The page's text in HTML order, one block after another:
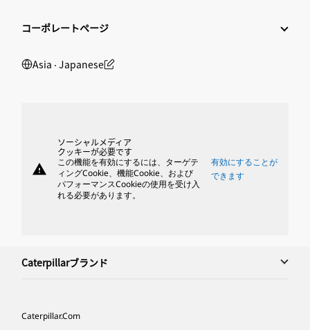
コーポレートページ
Asia ‧ Japanese
warning
ソーシャルメディア
クッキーが必要です
この機能を有効にするには、ターゲテ
ィングCookie、機能Cookie、および
パフォーマンスCookieの使用を受け入
れる必要があります。
有効にすることが
できます
Caterpillarブランド
Caterpillar.com